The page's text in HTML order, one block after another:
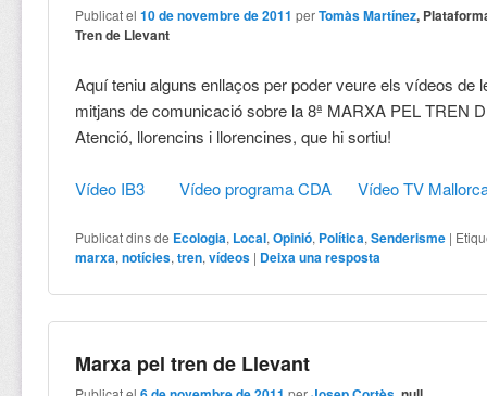
Publicat el10 de novembre de 2011 perTomàs Martínez,
Tren de Llevant
Aquí teniu alguns enllaços per poder veure els vídeos de
mitjans de comunicació sobre la 8ª MARXA PEL TREN
Atenció, llorencins i llorencines, que hi sortiu!
Vídeo IB3 Vídeo programa CDA Vídeo TV
Publicat dins de Ecologia, Local,Opinió, Política,Senderisme |
marxa,notícies,tren,vídeos | Deixa una resposta
Marxa pel tren de Llevant